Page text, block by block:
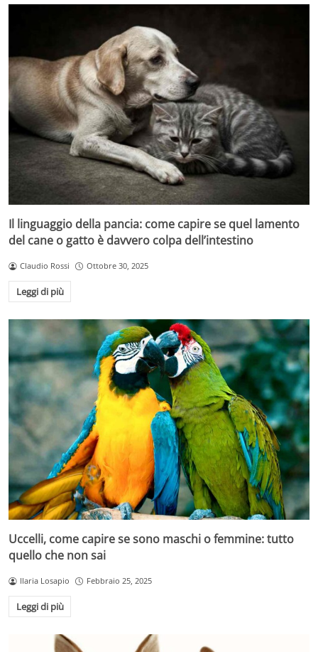
Il linguaggio della pancia: come capire se quel lamento
del cane o gatto è davvero colpa dell’intestino
Claudio Rossi Ottobre 30, 2025
Leggi di più
Uccelli, come capire se sono maschi o femmine: tutto
quello che non sai
Ilaria Losapio Febbraio 25, 2025
Leggi di più